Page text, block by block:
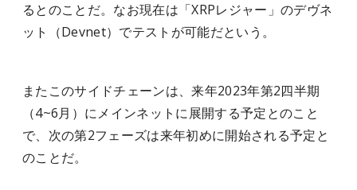
るとのことだ。なお現在は「XRPレジャー」のデヴネ
ット（Devnet）でテストが可能だという。
またこのサイドチェーンは、来年2023年第2四半期
（4~6月）にメインネットに展開する予定とのこと
で、次の第2フェーズは来年初めに開始される予定と
のことだ。